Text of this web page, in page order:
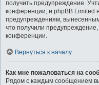
получить предупреждение.
конференции, и phpBB Limited
предупреждениям,
что получили
конференции.
Вернуться к началу
Как мне пожаловаться на
Рядом с каждым сообщением